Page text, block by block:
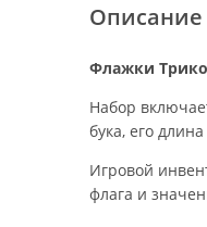
Описание
Флажки
Набор
бука, его
Игровой
флага и